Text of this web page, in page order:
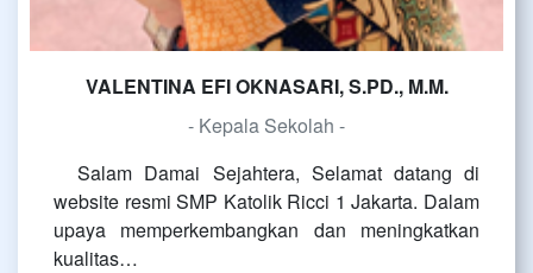
VALENTINA EFI OKNASARI, S.PD., M.M.
- Kepala Sekolah -
Salam Damai Sejahtera, Selamat datang di
website resmi SMP Katolik Ricci 1 Jakarta. Dalam
upaya memperkembangkan dan meningkatkan
kualitas…